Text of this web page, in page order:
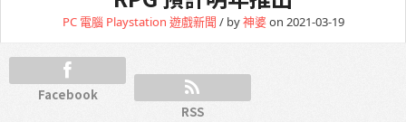
PC 電腦 Playstation 遊戲新聞 / by神婆on 2021-03-19
Facebook
RSS